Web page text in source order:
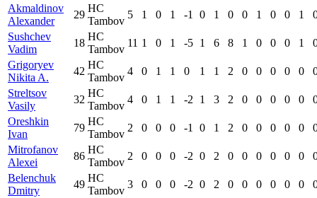
Akmaldinov
Alexander
29
HC
Tambov
5 1 0 1 -1 0 1 0 0 1 0 0 1
Sushchev
Vadim
18
HC
Tambov
11 1 0 1 -5 1 6 8 1 0 0 0 1
Grigoryev
Nikita A.
42
HC
Tambov
4 0 1 1 0 1 1 2 0 0 0 0 0
Streltsov
Vasily
32
HC
Tambov
4 0 1 1 -2 1 3 2 0 0 0 0 0
Oreshkin
Ivan
79
HC
Tambov
2 0 0 0 -1 0 1 2 0 0 0 0 0
Mitrofanov
Alexei
86
HC
Tambov
2 0 0 0 -2 0 2 0 0 0 0 0 0
Belenchuk
Dmitry
49
HC
Tambov
3 0 0 0 -2 0 2 0 0 0 0 0 0